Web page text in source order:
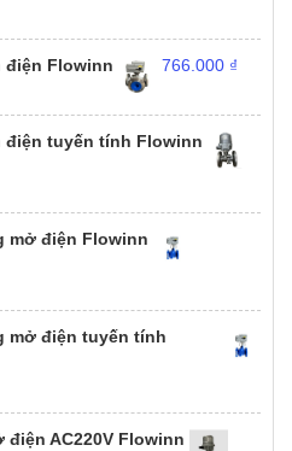
điện Flowinn 766.000 ₫
điện tuyến tính Flowinn
mở điện Flowinn
mở điện tuyến tính
AC220V Flowinn